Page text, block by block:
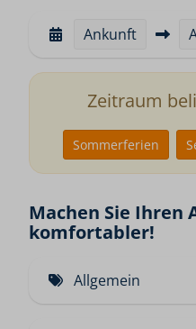
Ankunft
Zeitraum
Sommerferien
Machen Sie Ihren
komfortabler!
Allgemein